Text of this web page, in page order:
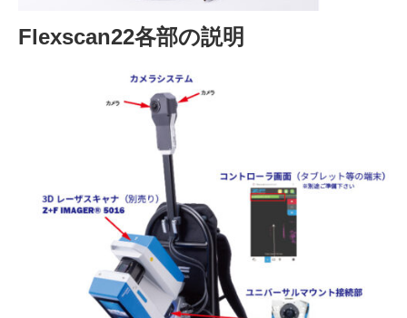
Flexscan22各部の説明